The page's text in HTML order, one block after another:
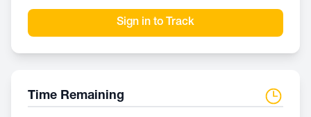
Sign in to Track
Time Remaining